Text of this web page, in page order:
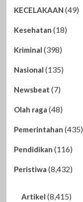
KECELAKAAN (49)
Kesehatan (18)
Kriminal (398)
Nasional (135)
Newsbeat (7)
Olah raga (48)
Pemerintahan (435)
Pendidikan (116)
Peristiwa (8,432)
Artikel (8,415)